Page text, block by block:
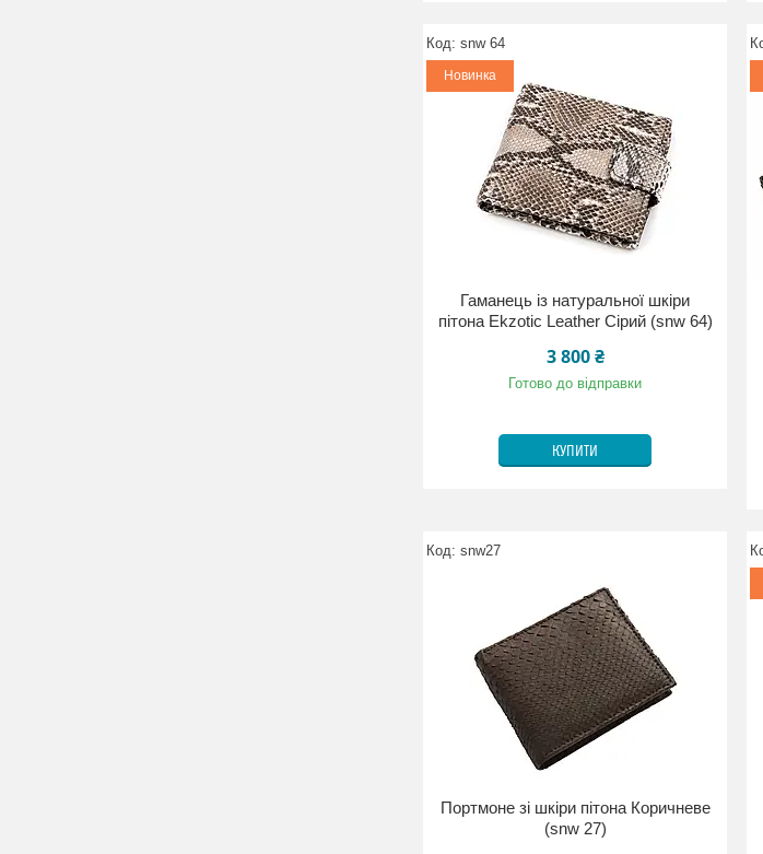
snw 64
Новинка
Гаманець із натуральної шкіри
пітона Ekzotic Leather Сірий (snw 64)
3 800 ₴
Готово до відправки
КУПИТИ
snw27
Портмоне зі шкіри пітона Коричневе
(snw 27)